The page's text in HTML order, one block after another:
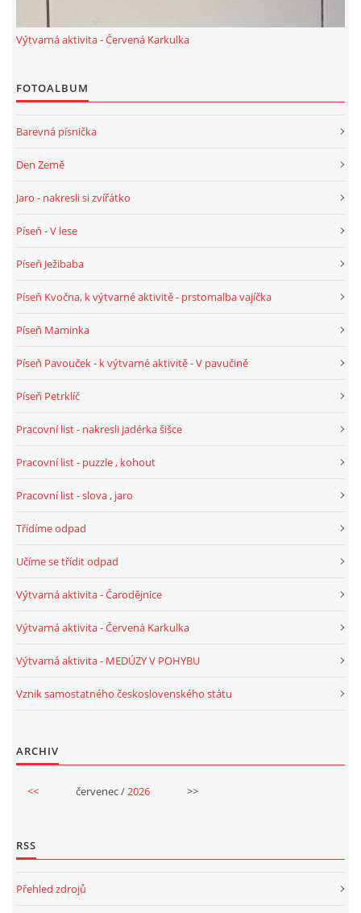
Výtvarná aktivita - Červená Karkulka
FOTOALBUM
Barevná písnička
Den Země
Jaro - nakresli si zvířátko
Píseň - V lese
Píseň Ježibaba
Píseň Kvočna, k výtvarné aktivitě - prstomalba vajíčka
Píseň Maminka
Píseň Pavouček - k výtvarné aktivitě - V pavučině
Píseň Petrklíč
Pracovní list - nakresli jadérka šišce
Pracovní list - puzzle , kohout
Pracovní list - slova , jaro
Třídíme odpad
Učíme se třídit odpad
Výtvarná aktivita - Čarodějnice
Výtvarná aktivita - Červená Karkulka
Výtvarná aktivita - MEDÚZY V POHYBU
Vznik samostatného československého státu
ARCHIV
<< červenec /2026 >>
RSS
Přehled zdrojů